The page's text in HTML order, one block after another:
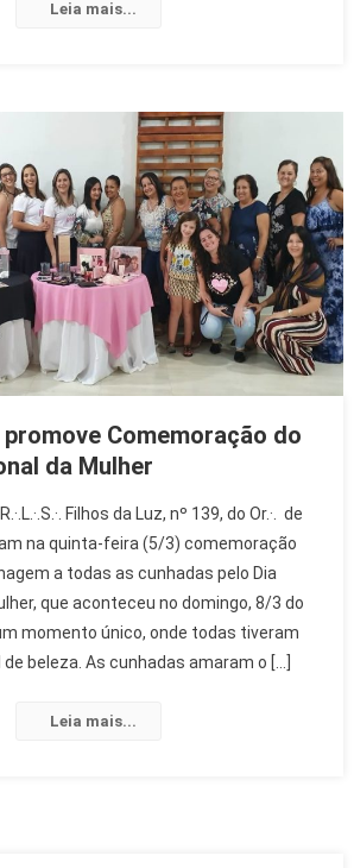
Leia mais...
Comemoração do
da Mulher
Filhos da Luz, nº 139, do Or.·. de
na quinta-feira (5/3) comemoração
a todas as cunhadas pelo Dia
que aconteceu no domingo, 8/3 do
momento único, onde todas tiveram
beleza. As cunhadas amaram o […]
Leia mais...